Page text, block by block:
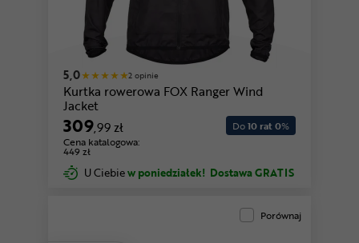
czarny-antracytowy
5,0 2 opinie
Kurtka rowerowa FOX Ranger Wind
Jacket
309,99 zł
Cena katalogowa:
449 zł
Do10 rat 0%
U Ciebiew poniedziałek! Dostawa GRATIS
Porównaj